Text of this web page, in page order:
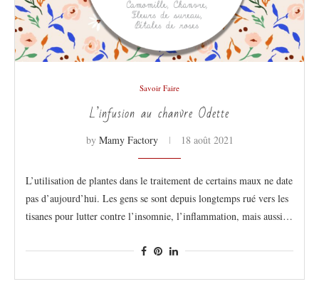
Savoir Faire
L’infusion au chanvre Odette
by Mamy Factory 18 août 2021
L’utilisation de plantes dans le traitement de certains maux ne date
pas d’aujourd’hui. Les gens se sont depuis longtemps rué vers les
tisanes pour lutter contre l’insomnie, l’inflammation, mais aussi…